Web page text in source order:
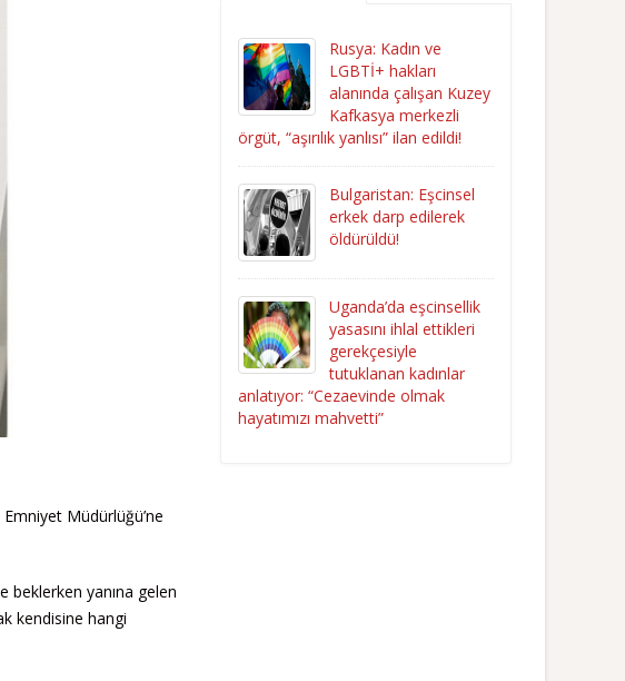
Müdürlüğü’ne
beklerken yanına gelen
kendisine hangi
Rusya: Kadın ve
LGBTİ+ hakları
alanında çalışan Kuzey
Kafkasya merkezli
örgüt, “aşırılık yanlısı” ilan edildi!
Bulgaristan: Eşcinsel
erkek darp edilerek
öldürüldü!
Uganda’da eşcinsellik
yasasını ihlal ettikleri
gerekçesiyle
tutuklanan kadınlar
anlatıyor: “Cezaevinde olmak
hayatımızı mahvetti”